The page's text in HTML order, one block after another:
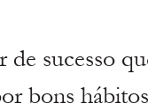
sucesso
bons